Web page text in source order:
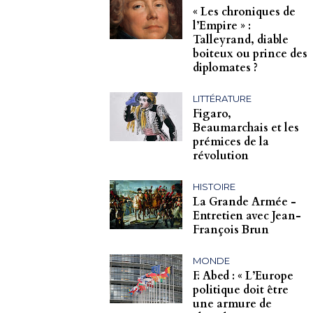
« Les chroniques de
l’Empire » :
Talleyrand, diable
boiteux ou prince des
diplomates ?
LITTÉRATURE
Figaro,
Beaumarchais et les
prémices de la
révolution
HISTOIRE
La Grande Armée -
Entretien avec Jean-
François Brun
MONDE
F. Abed : « L’Europe
politique doit être
une armure de